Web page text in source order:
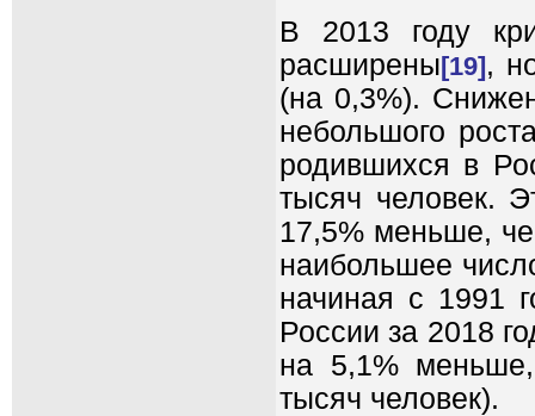
В 2013 году
расширены[19],
(на 0,3%).
небольшого
родившихся в
тысяч человек.
17,5% меньше,
наибольшее
начиная с 1991
России за 2018
на 5,1%
тысяч человек).